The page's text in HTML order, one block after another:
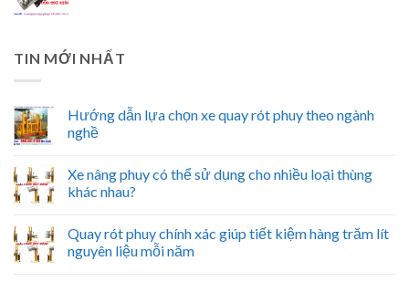
TIN MỚI NHẤT
Hướng dẫn lựa chọn xe quay rót phuy theo ngành
nghề
Xe nâng phuy có thể sử dụng cho nhiều loại thùng
khác nhau?
Quay rót phuy chính xác giúp tiết kiệm hàng trăm lít
nguyên liệu mỗi năm